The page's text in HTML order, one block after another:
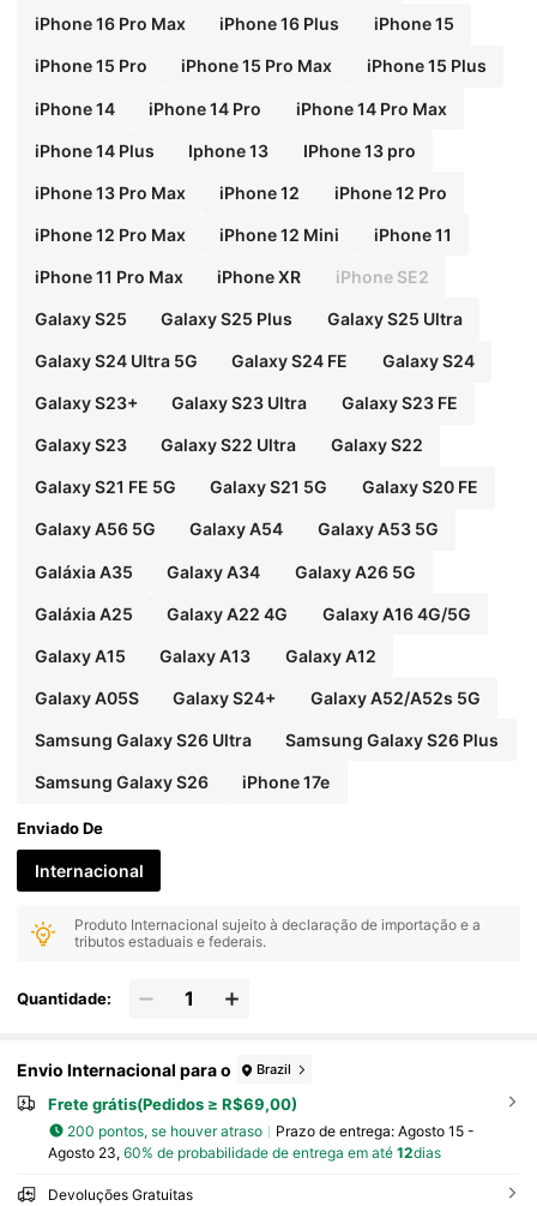
iPhone 16 Pro Max iPhone 16 Plus iPhone 15
iPhone 15 Pro iPhone 15 Pro Max iPhone 15 Plus
iPhone 14 iPhone 14 Pro iPhone 14 Pro Max
iPhone 14 Plus Iphone 13 IPhone 13 pro
iPhone 13 Pro Max iPhone 12 iPhone 12 Pro
iPhone 12 Pro Max iPhone 12 Mini iPhone 11
iPhone 11 Pro Max iPhone XR iPhone SE2
Galaxy S25 Galaxy S25 Plus Galaxy S25 Ultra
Galaxy S24 Ultra 5G Galaxy S24 FE Galaxy S24
Galaxy S23+ Galaxy S23 Ultra Galaxy S23 FE
Galaxy S23 Galaxy S22 Ultra Galaxy S22
Galaxy S21 FE 5G Galaxy S21 5G Galaxy S20 FE
Galaxy A56 5G Galaxy A54 Galaxy A53 5G
Galáxia A35 Galaxy A34 Galaxy A26 5G
Galáxia A25 Galaxy A22 4G Galaxy A16 4G/5G
Galaxy A15 Galaxy A13 Galaxy A12
Galaxy A05S Galaxy S24+ Galaxy A52/A52s 5G
Samsung Galaxy S26 Ultra Samsung Galaxy S26 Plus
Samsung Galaxy S26 iPhone 17e
Enviado De
Internacional
Produto Internacional sujeito à declaração de importação e a
tributos estaduais e federais.
Quantidade:
Envio Internacional para o Brazil
Frete grátis(Pedidos ≥ R$69,00)
200 pontos, se houver atraso Prazo de entrega: Agosto 15 -
Agosto 23, 60% de probabilidade de entrega em até 12dias
Devoluções Gratuitas